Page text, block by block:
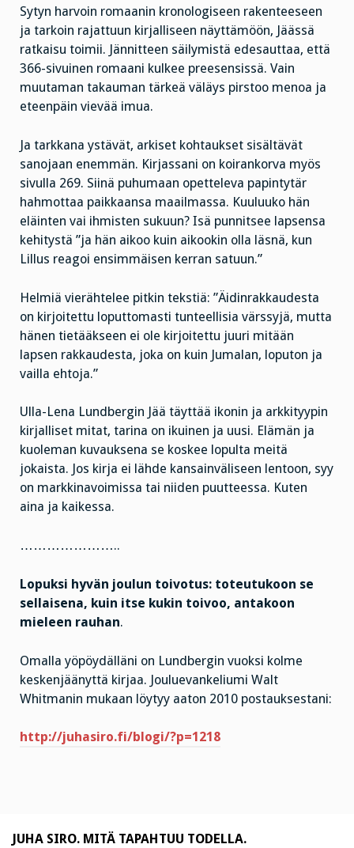
Sytyn harvoin romaanin kronologiseen rakenteeseen
ja tarkoin rajattuun kirjalliseen näyttämöön, Jäässä
ratkaisu toimii. Jännitteen säilymistä edesauttaa, että
366-sivuinen romaani kulkee preesensissä. Vain
muutaman takauman tärkeä väläys pirstoo menoa ja
eteenpäin vievää imua.
Ja tarkkana ystävät, arkiset kohtaukset sisältävät
sanojaan enemmän. Kirjassani on koirankorva myös
sivulla 269. Siinä puhumaan opetteleva papintytär
hahmottaa paikkaansa maailmassa. Kuuluuko hän
eläinten vai ihmisten sukuun? Isä punnitsee lapsensa
kehitystä ”ja hän aikoo kuin aikookin olla läsnä, kun
Lillus reagoi ensimmäisen kerran satuun.”
Helmiä vierähtelee pitkin tekstiä: ”Äidinrakkaudesta
on kirjoitettu loputtomasti tunteellisia värssyjä, mutta
hänen tietääkseen ei ole kirjoitettu juuri mitään
lapsen rakkaudesta, joka on kuin Jumalan, loputon ja
vailla ehtoja.”
Ulla-Lena Lundbergin Jää täyttää ikonin ja arkkityypin
kirjalliset mitat, tarina on ikuinen ja uusi. Elämän ja
kuoleman kuvauksena se koskee lopulta meitä
jokaista. Jos kirja ei lähde kansainväliseen lentoon, syy
on markkinavoimissa tai niiden puutteessa. Kuten
aina ja kaikessa.
…………………..
Lopuksi hyvän joulun toivotus: toteutukoon se
sellaisena, kuin itse kukin toivoo, antakoon
mieleen rauhan.
Omalla yöpöydälläni on Lundbergin vuoksi kolme
keskenjäänyttä kirjaa. Jouluevankeliumi Walt
Whitmanin mukaan löytyy aaton 2010 postauksestani:
http://juhasiro.fi/blogi/?p=1218
JUHA SIRO. MITÄ TAPAHTUU TODELLA.